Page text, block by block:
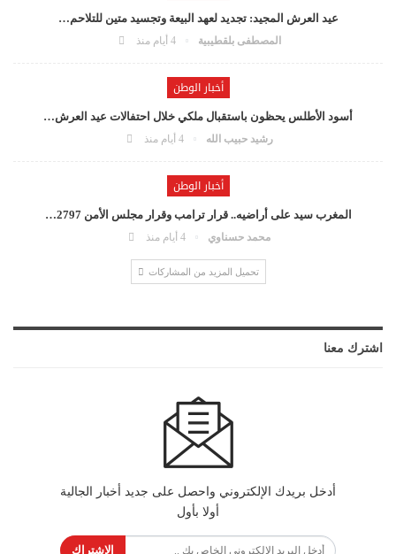
عيد العرش المجيد: تجديد لعهد البيعة وتجسيد متين للتلاحم…
المصطفى بلقطيبية 4 أيام منذ
أخبار الوطن
أسود الأطلس يحظون باستقبال ملكي خلال احتفالات عيد العرش…
رشيد حبيب الله 4 أيام منذ
أخبار الوطن
المغرب سيد على أراضيه.. قرار ترامب وقرار مجلس الأمن 2797…
محمد حسناوي 4 أيام منذ
تحميل المزيد من المشاركات
اشترك معنا
أدخل بريدك الإلكتروني واحصل على جديد أخبار الجالية
أولا بأول
الاشتراك